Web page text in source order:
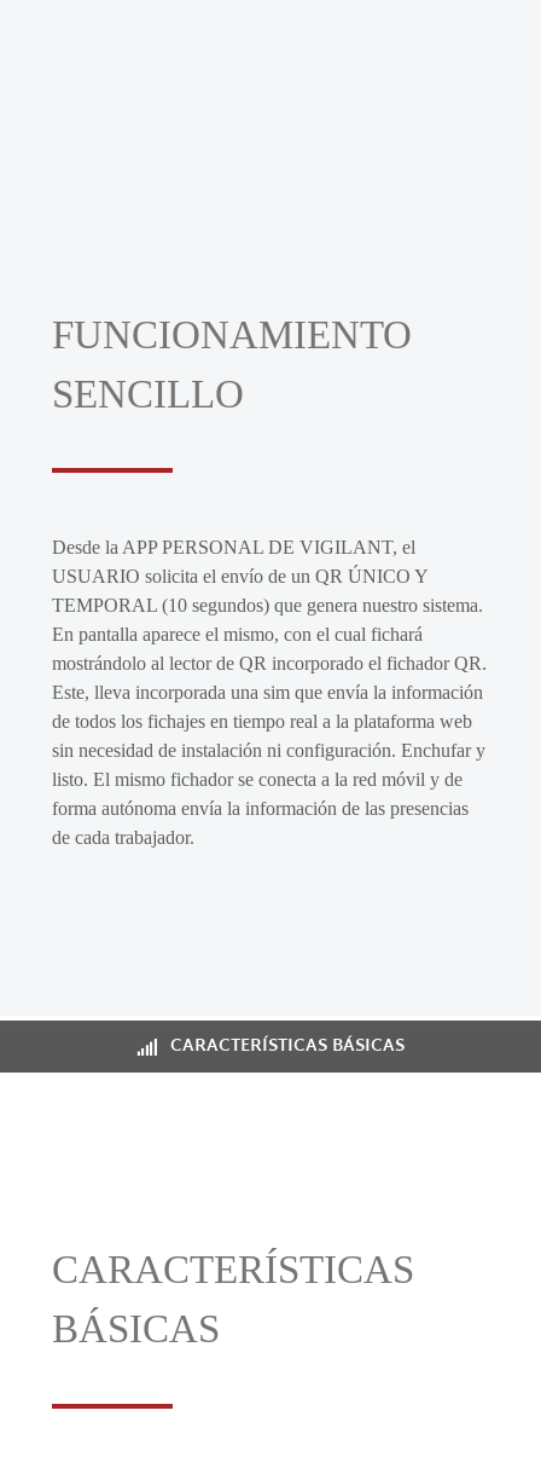
FUNCIONAMIENTO
SENCILLO
Desde la APP PERSONAL DE VIGILANT, el
USUARIO solicita el envío de un QR ÚNICO Y
TEMPORAL (10 segundos) que genera nuestro sistema.
En pantalla aparece el mismo, con el cual fichará
mostrándolo al lector de QR incorporado el fichador QR.
Este, lleva incorporada una sim que envía la información
de todos los fichajes en tiempo real a la plataforma web
sin necesidad de instalación ni configuración. Enchufar y
listo. El mismo fichador se conecta a la red móvil y de
forma autónoma envía la información de las presencias
de cada trabajador.
CARACTERÍSTICAS BÁSICAS
CARACTERÍSTICAS
BÁSICAS